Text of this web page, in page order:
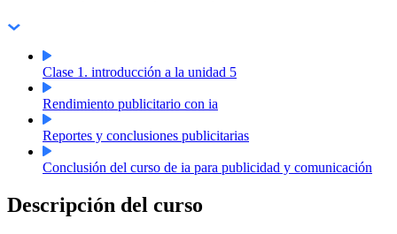
Clase 1. introducción a la unidad 5
Rendimiento publicitario con ia
Reportes y conclusiones publicitarias
Conclusión del curso de ia para publicidad y comunicación
Descripción del curso